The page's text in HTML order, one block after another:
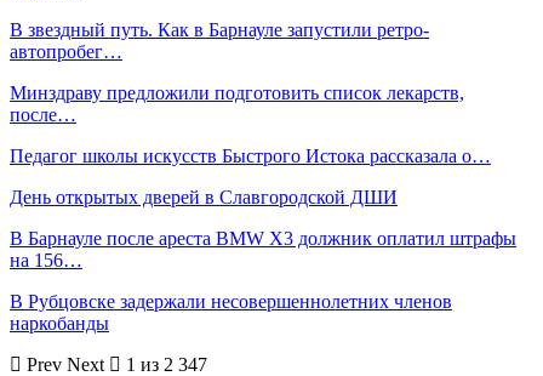
В звездный путь. Как в Барнауле запустили ретро-
автопробег…
Минздраву предложили подготовить список лекарств,
после…
Педагог школы искусств Быстрого Истока рассказала о…
День открытых дверей в Славгородской ДШИ
В Барнауле после ареста BMW X3 должник оплатил штрафы
на 156…
В Рубцовске задержали несовершеннолетних членов
наркобанды
Prev Next
1 из 2 347